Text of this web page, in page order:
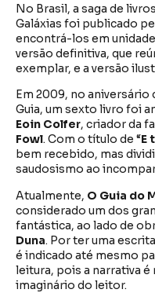
No Brasil, a saga de
Galáxias foi publicado
encontrá-los em
versão definitiva, que
exemplar, e a versão
Em 2009, no
Guia, um sexto livro foi
Eoin Colfer, criador da
Fowl. Com o título de “E
bem recebido, mas
saudosismo ao
Atualmente, O Guia do
considerado um dos
fantástica, ao lado de
Duna. Por ter uma
é indicado até mesmo
leitura, pois a narrativa
imaginário do leitor.